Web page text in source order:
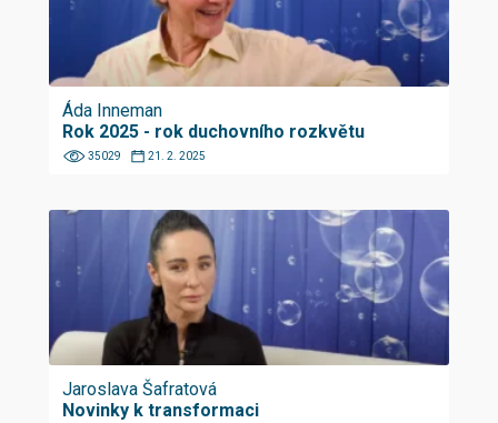
Áda Inneman
Rok 2025 - rok duchovního rozkvětu
35029 21. 2. 2025
Jaroslava Šafratová
Novinky k transformaci